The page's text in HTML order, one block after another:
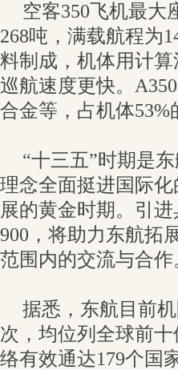
空客350飞机最大
268吨，满载航程为
料制成，机体用计
巡航速度更快。
合金等，占机体
“十三五”时期是
理念全面挺进国际
展的黄金时期。引
900，将助力东航拓
范围内的交流与合作
据悉，东航目前
次，均位列全球前
络有效通达179个国